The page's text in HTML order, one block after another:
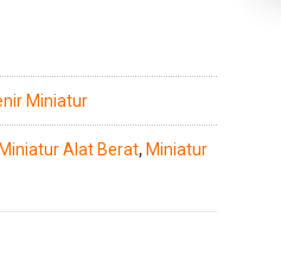
Miniatur
Miniatur Alat Berat, Miniatur